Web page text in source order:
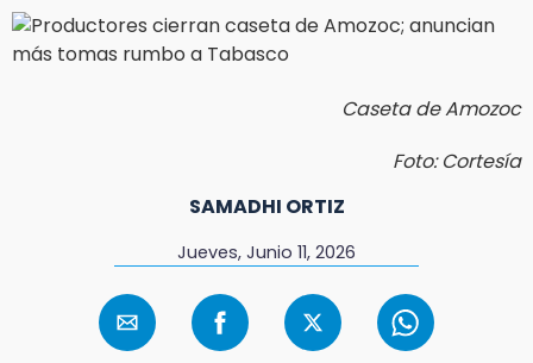
Caseta de Amozoc
Foto: Cortesía
SAMADHI ORTIZ
Jueves, Junio 11, 2026